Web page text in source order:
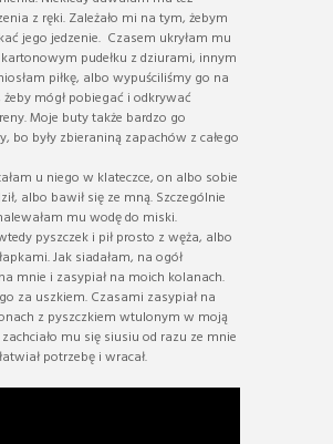
z ręki. Zależało mi na tym, żebym
jego jedzenie. Czasem ukryłam mu
pudełku z dziurami, innym
piłkę, albo wypuściliśmy go na
mógł pobiegać i odkrywać
Moje buty także bardzo go
bo były zbieraniną zapachów z całego
u niego w klateczce, on albo sobie
albo bawił się ze mną. Szczególnie
mu wodę do miski.
pyszczek i pił prosto z węża, albo
Jak siadałam, na ogół
mnie i zasypiał na moich kolanach.
za uszkiem. Czasami zasypiał na
z pyszczkiem wtulonym w moją
mu się siusiu od razu ze mnie
potrzebę i wracał.